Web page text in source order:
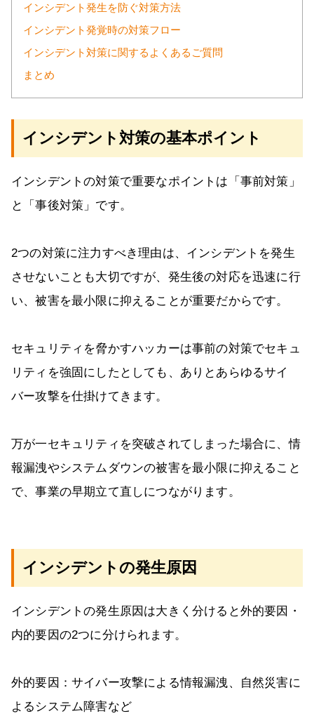
インシデント発生を防ぐ対策方法
インシデント発覚時の対策フロー
インシデント対策に関するよくあるご質問
まとめ
インシデント対策の基本ポイント
インシデントの対策で重要なポイントは「事前対策」
と「事後対策」です。
2つの対策に注力すべき理由は、インシデントを発生
させないことも大切ですが、発生後の対応を迅速に行
い、被害を最小限に抑えることが重要だからです。
セキュリティを脅かすハッカーは事前の対策でセキュ
リティを強固にしたとしても、ありとあらゆるサイ
バー攻撃を仕掛けてきます。
万が一セキュリティを突破されてしまった場合に、情
報漏洩やシステムダウンの被害を最小限に抑えること
で、事業の早期立て直しにつながります。
インシデントの発生原因
インシデントの発生原因は大きく分けると外的要因・
内的要因の2つに分けられます。
外的要因：サイバー攻撃による情報漏洩、自然災害に
よるシステム障害など